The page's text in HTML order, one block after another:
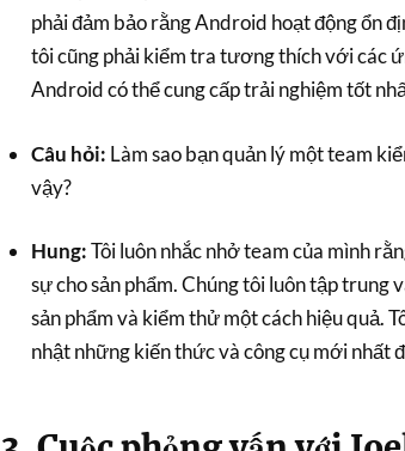
phải đảm bảo rằng Android hoạt động ổn
tôi cũng phải kiểm tra tương thích với các
Android có thể cung cấp trải nghiệm tốt
Câu hỏi: Làm sao bạn quản lý một team
vậy?
Hung:Tôi luôn nhắc nhở team của mình
sự cho sản phẩm. Chúng tôi luôn tập trung
sản phẩm và kiểm thử một cách hiệu quả.
nhật những kiến thức và công cụ mới nhất